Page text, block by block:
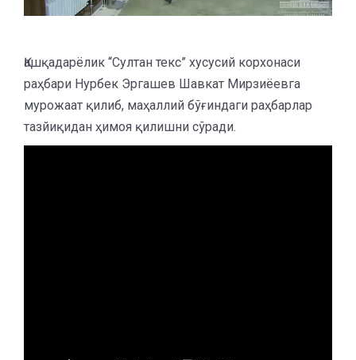
Қашқадарёлик “Султан текс” хусусий корхонаси
раҳбари Нурбек Эргашев Шавкат Мирзиёевга
мурожаат қилиб, маҳаллий бўғиндаги раҳбарлар
тазйиқидан ҳимоя қилишни сўради.